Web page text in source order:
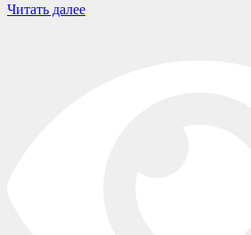
Читать далее